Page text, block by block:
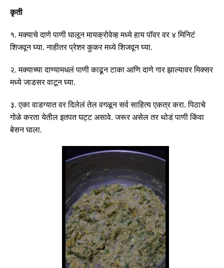
कृती
१.मक्याचे दाणे पाणी घालून मायक्रोवेव्ह मध्ये हाय पॉवर वर ४ मिनिटं
शिजवून घ्या.नाहीतर प्रेशर कुकर मध्ये शिजवून घ्या.
२.मक्याच्या दाण्यामधलं पाणी काढून टाका आणि दाणे गार झाल्यावर मिक्सर
मध्ये जाडसर वाटून घ्या.
३.एका वाडग्यात वर दिलेलं तेल वगळून सर्व साहित्य एकत्र करा.पिठाचे
गोळे करता येतील इतपत घट्ट असावे.जरूर असेल तर थोडं पाणी किंवा
बेसन घाला.